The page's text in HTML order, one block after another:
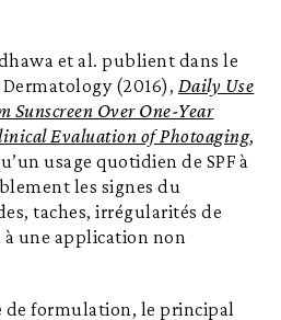
et al. publient dans le
(2016), Daily Use
Sunscreen Over One-Year
Evaluation of Photoaging,
usage quotidien de SPF à
les signes du
taches, irrégularités de
une application non
de formulation, le principal